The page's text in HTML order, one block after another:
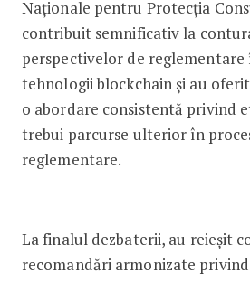
Naționale pentru Protecția
contribuit semnificativ la
perspectivelor de reglementare
tehnologii blockchain și au
o abordare consistentă privind
trebui parcurse ulterior în
reglementare.
La finalul dezbaterii, au reieşit
recomandări armonizate